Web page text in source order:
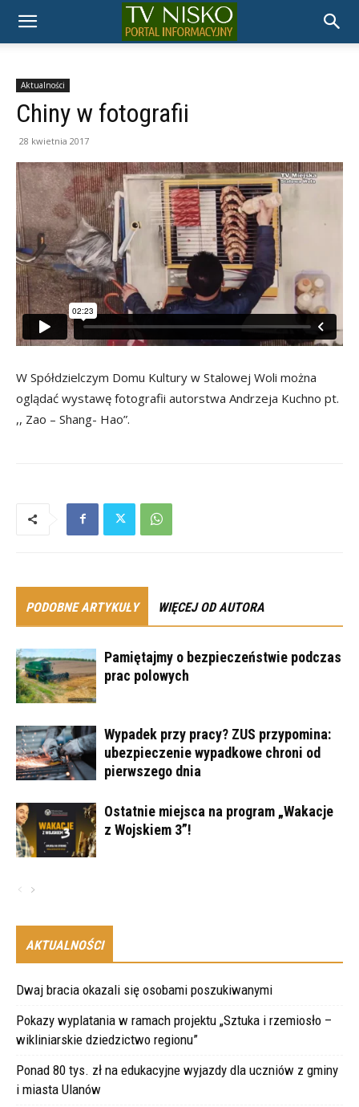
TELEWIZJA
NISKO
Aktualności
Chiny w fotografii
28 kwietnia 2017
W Spółdzielczym Domu Kultury w Stalowej Woli można
oglądać wystawę fotografii autorstwa Andrzeja Kuchno pt.
,, Zao – Shang- Hao”.
PODOBNE ARTYKUŁY WIĘCEJ OD AUTORA
Pamiętajmy o bezpieczeństwie podczas
prac polowych
Wypadek przy pracy? ZUS przypomina:
ubezpieczenie wypadkowe chroni od
pierwszego dnia
Ostatnie miejsca na program „Wakacje
z Wojskiem 3”!
AKTUALNOŚCI
Dwaj bracia okazali się osobami poszukiwanymi
Pokazy wyplatania w ramach projektu „Sztuka i rzemiosło –
wikliniarskie dziedzictwo regionu”
Ponad 80 tys. zł na edukacyjne wyjazdy dla uczniów z gminy
i miasta Ulanów